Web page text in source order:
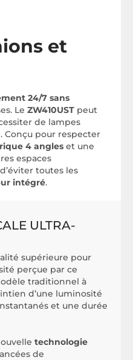
et
24/7 sans
Le ZW410UST peut
de lampes
pour respecter
4 angles et une
espaces
toutes les
intégré.
ULTRA-
supérieure pour
perçue par ce
traditionnel à
d’une luminosité
et une durée
technologie
de